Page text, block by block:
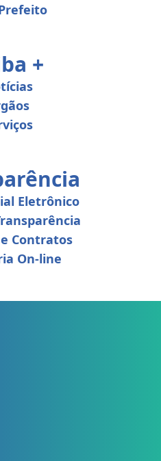
+
Eletrônico
Contratos
On-line